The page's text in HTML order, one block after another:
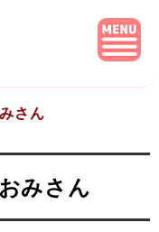
さん
みさん